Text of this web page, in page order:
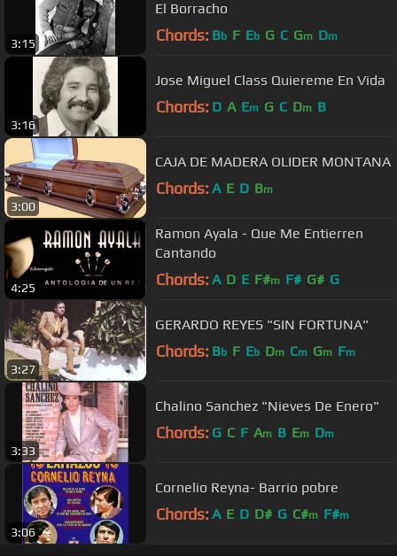
3:15
El Borracho
Chords: Bb F Eb G C Gm Dm
3:16
Jose Miguel Class Quiereme En Vida
Chords: D A Em G C Dm B
3:00
CAJA DE MADERA OLIDER MONTANA
Chords: A E D Bm
4:25
Ramon Ayala - Que Me Entierren
Cantando
Chords: A D E F#m F# G# G
3:27
GERARDO REYES "SIN FORTUNA"
Chords: Bb F Eb Dm Cm Gm Fm
3:33
Chalino Sanchez "Nieves De Enero"
Chords: G C F Am B Em Dm
3:06
Cornelio Reyna- Barrio pobre
Chords: A E D D# G C#m F#m